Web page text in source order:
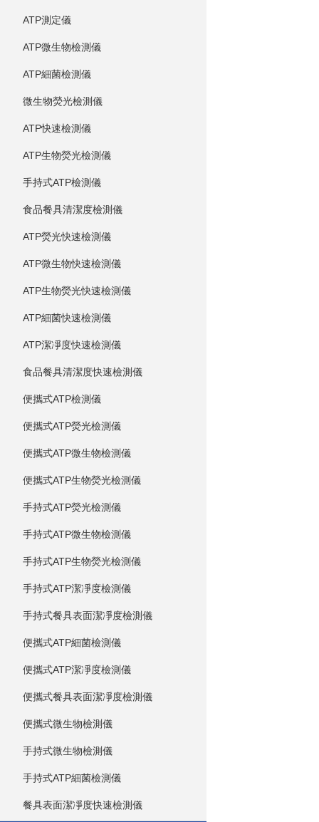
ATP測定儀
ATP微生物檢測儀
ATP細菌檢測儀
微生物熒光檢測儀
ATP快速檢測儀
ATP生物熒光檢測儀
手持式ATP檢測儀
食品餐具清潔度檢測儀
ATP熒光快速檢測儀
ATP微生物快速檢測儀
ATP生物熒光快速檢測儀
ATP細菌快速檢測儀
ATP潔凈度快速檢測儀
食品餐具清潔度快速檢測儀
便攜式ATP檢測儀
便攜式ATP熒光檢測儀
便攜式ATP微生物檢測儀
便攜式ATP生物熒光檢測儀
手持式ATP熒光檢測儀
手持式ATP微生物檢測儀
手持式ATP生物熒光檢測儀
手持式ATP潔凈度檢測儀
手持式餐具表面潔凈度檢測儀
便攜式ATP細菌檢測儀
便攜式ATP潔凈度檢測儀
便攜式餐具表面潔凈度檢測儀
便攜式微生物檢測儀
手持式微生物檢測儀
手持式ATP細菌檢測儀
餐具表面潔凈度快速檢測儀